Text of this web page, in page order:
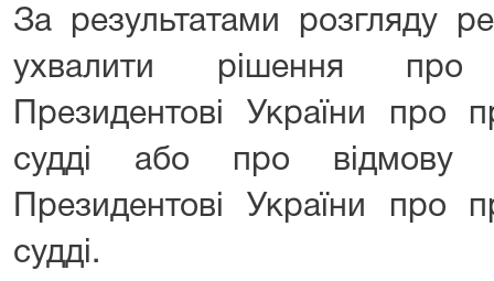
За результатами розгляду
ухвалити рішення про
Президентові України про
судді або про відмову
Президентові України про
судді.